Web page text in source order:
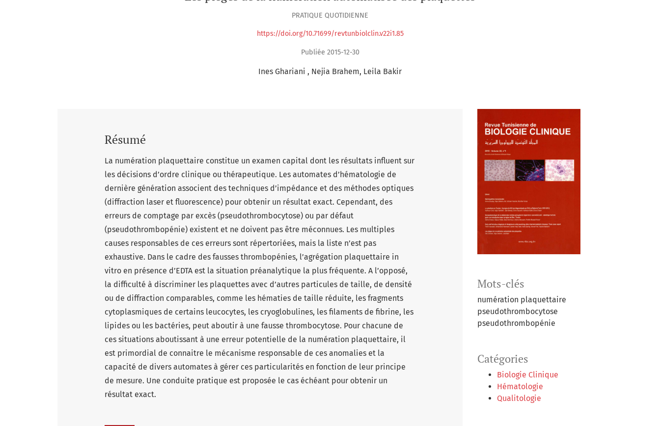
PRATIQUE QUOTIDIENNE
https://doi.org/10.71699/revtunbiolclin.v22i1.85
Publiée 2015-12-30
Ines Ghariani Nejia Brahem Leila Bakir
Mots-clés
numération plaquettaire
pseudothrombocytose
pseudothrombopénie
Catégories
Biologie Clinique
Hématologie
Qualitologie
Résumé
La numération plaquettaire constitue un examen capital dont les résultats influent sur
les décisions d’ordre clinique ou thérapeutique. Les automates d’hématologie de
dernière génération associent des techniques d’impédance et des méthodes optiques
(diffraction laser et fluorescence) pour obtenir un résultat exact. Cependant, des
erreurs de comptage par excès (pseudothrombocytose) ou par défaut
(pseudothrombopénie) existent et ne doivent pas être méconnues. Les multiples
causes responsables de ces erreurs sont répertoriées, mais la liste n’est pas
exhaustive. Dans le cadre des fausses thrombopénies, l’agrégation plaquettaire in
vitro en présence d’EDTA est la situation préanalytique la plus fréquente. A l’opposé,
la difficulté à discriminer les plaquettes avec d’autres particules de taille, de densité
ou de diffraction comparables, comme les hématies de taille réduite, les fragments
cytoplasmiques de certains leucocytes, les cryoglobulines, les filaments de fibrine, les
lipides ou les bactéries, peut aboutir à une fausse thrombocytose. Pour chacune de
ces situations aboutissant à une erreur potentielle de la numération plaquettaire, il
est primordial de connaitre le mécanisme responsable de ces anomalies et la
capacité de divers automates à gérer ces particularités en fonction de leur principe
de mesure. Une conduite pratique est proposée le cas échéant pour obtenir un
résultat exact.